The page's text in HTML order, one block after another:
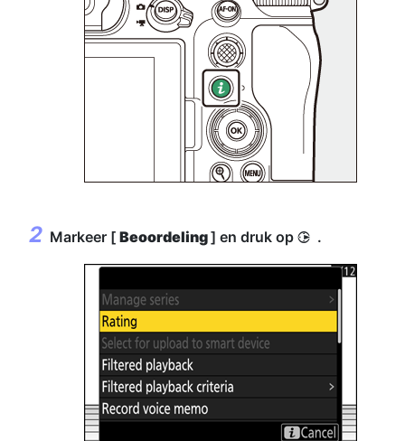
Markeer [ Beoordeling] en druk op 2 .